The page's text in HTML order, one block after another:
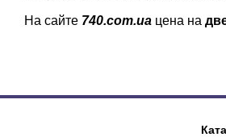
На сайте 740.com.ua цена на